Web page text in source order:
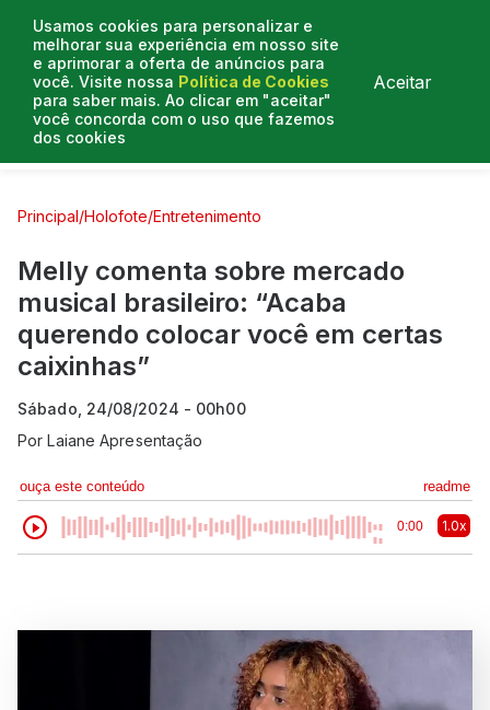
Usamos cookies para personalizar e
melhorar sua experiência em nosso site
e aprimorar a oferta de anúncios para
você. Visite nossa Política de Cookies
para saber mais. Ao clicar em "aceitar"
você concorda com o uso que fazemos
dos cookies
Aceitar
Curtas e Venenosas
Principal/Holofote/Entretenimento
Melly comenta sobre mercado
musical brasileiro: “Acaba
querendo colocar você em certas
caixinhas”
Sábado, 24/08/2024 - 00h00
PorLaiane Apresentação
ouça este conteúdo readme
0:00 1.0x